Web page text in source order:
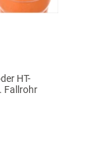
HT-
Fallrohr